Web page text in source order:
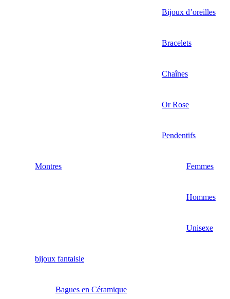
Bijoux d’oreilles
Bracelets
Chaînes
Or Rose
Pendentifs
Montres Femmes
Hommes
Unisexe
bijoux fantaisie
Bagues en Céramique